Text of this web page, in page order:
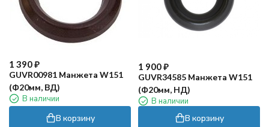
1 390₽
GUVR00981 Манжета W151
(Ф20мм, ВД)
В наличии
В корзину
1 900₽
GUVR34585 Манжета W151
(Ф20мм, НД)
В наличии
В корзину